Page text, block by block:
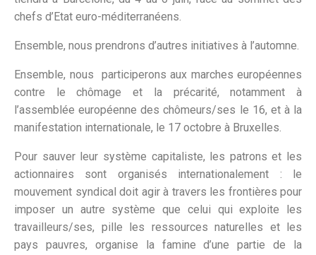
chefs d’Etat euro-méditerranéens.
Ensemble, nous prendrons d’autres initiatives à l’automne.
Ensemble, nous participerons aux marches européennes
contre le chômage et la précarité, notamment à
l’assemblée européenne des chômeurs/ses le 16, et à la
manifestation internationale, le 17 octobre à Bruxelles.
Pour sauver leur système capitaliste, les patrons et les
actionnaires sont organisés internationalement : le
mouvement syndical doit agir à travers les frontières pour
imposer un autre système que celui qui exploite les
travailleurs/ses, pille les ressources naturelles et les
pays pauvres, organise la famine d’une partie de la